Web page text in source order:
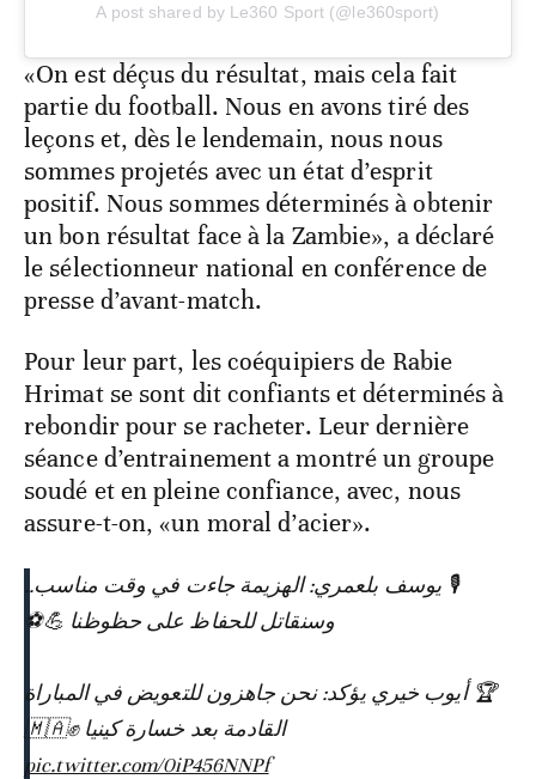
A post shared by Le360 Sport (@le360sport)
«On est déçus du résultat, mais cela fait
partie du football. Nous en avons tiré des
leçons et, dès le lendemain, nous nous
sommes projetés avec un état d’esprit
positif. Nous sommes déterminés à obtenir
un bon résultat face à la Zambie», a déclaré
le sélectionneur national en conférence de
presse d’avant-match.
Pour leur part, les coéquipiers de Rabie
Hrimat se sont dit confiants et déterminés à
rebondir pour se racheter. Leur dernière
séance d’entrainement a montré un groupe
soudé et en pleine confiance, avec, nous
assure-t-on, «un moral d’acier».
🎙 يوسف بلعمري: الهزيمة جاءت في وقت مناسب..
وسنقاتل للحفاظ على حظوظنا 💪⚽
🏆 أيوب خيري يؤكد: نحن جاهزون للتعويض في المباراة
القادمة بعد خسارة كينيا ✊🇲🇦
pic.twitter.com/0iP456NNPf